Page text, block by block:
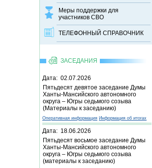
Меры поддержки для
участников СВО
ТЕЛЕФОННЫЙ CПРАВОЧНИК
ЗАСЕДАНИЯ
Дата: 02.07.2026
Пятьдесят девятое заседание Думы
Ханты-Мансийского автономного
округа – Югры седьмого созыва
(Материалы к заседанию)
Оперативная информация Информация об итогах
Дата: 18.06.2026
Пятьдесят восьмое заседание Думы
Ханты-Мансийского автономного
округа – Югры седьмого созыва
(материалы к заседанию)